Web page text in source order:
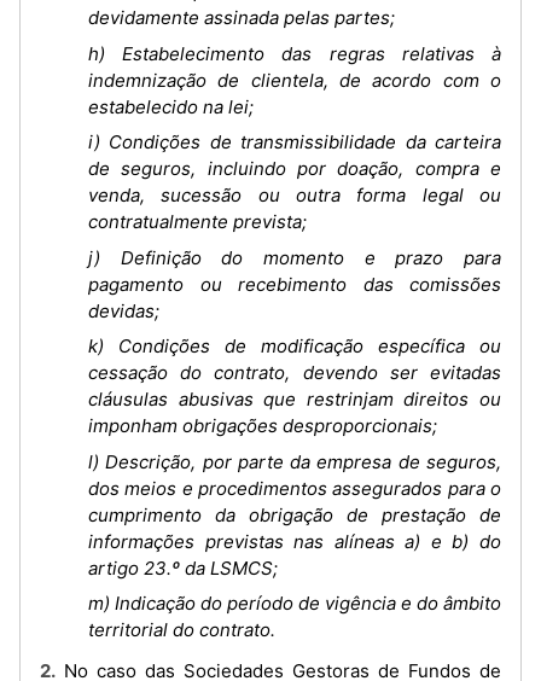
devidamente assinada pelas partes;
h) Estabelecimento das regras relativas à
indemnização de clientela, de acordo com o
estabelecido na lei;
i) Condições de transmissibilidade da carteira
de seguros, incluindo por doação, compra e
venda, sucessão ou outra forma legal ou
contratualmente prevista;
j) Definição do momento e prazo para
pagamento ou recebimento das comissões
devidas;
k) Condições de modificação específica ou
cessação do contrato, devendo ser evitadas
cláusulas abusivas que restrinjam direitos ou
imponham obrigações desproporcionais;
l) Descrição, por parte da empresa de seguros,
dos meios e procedimentos assegurados para o
cumprimento da obrigação de prestação de
informações previstas nas alíneas a) e b) do
artigo 23.º da LSMCS;
m) Indicação do período de vigência e do âmbito
territorial do contrato.
2. No caso das Sociedades Gestoras de Fundos de